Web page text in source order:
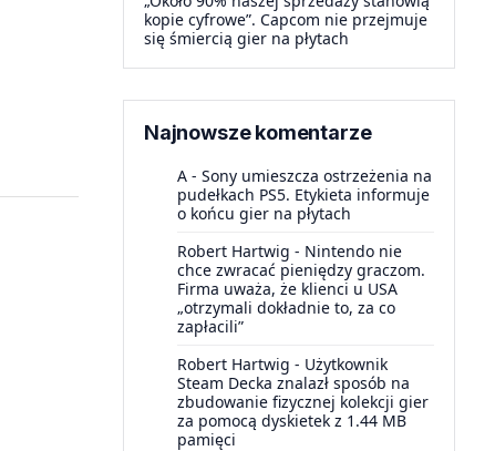
kopie cyfrowe”. Capcom nie przejmuje
się śmiercią gier na płytach
Najnowsze komentarze
A - Sony umieszcza ostrzeżenia na
pudełkach PS5. Etykieta informuje
o końcu gier na płytach
Robert Hartwig - Nintendo nie
chce zwracać pieniędzy graczom.
Firma uważa, że klienci u USA
„otrzymali dokładnie to, za co
zapłacili”
Robert Hartwig - Użytkownik
Steam Decka znalazł sposób na
zbudowanie fizycznej kolekcji gier
za pomocą dyskietek z 1.44 MB
pamięci